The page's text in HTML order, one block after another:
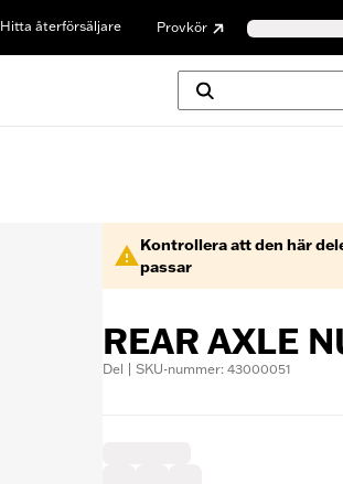
Hitta återförsäljare Provkör
Kontrollera att den här
passar
REAR AXLE
Del | SKU-nummer: 43000051